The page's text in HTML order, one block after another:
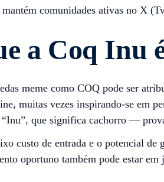
comunidades ativas no X
a Coq Inu
meme como COQ pode ser
muitas vezes inspirando-se em
que significa cachorro —
custo de entrada e o potencial de
oportuno também pode estar